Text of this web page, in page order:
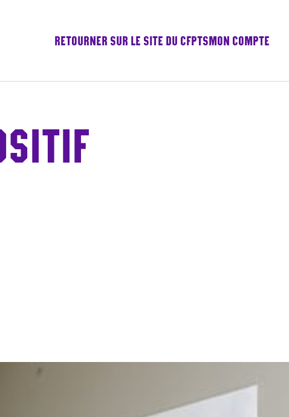
RETOURNER SUR LE SITE DU CFPTSMON COMPTE